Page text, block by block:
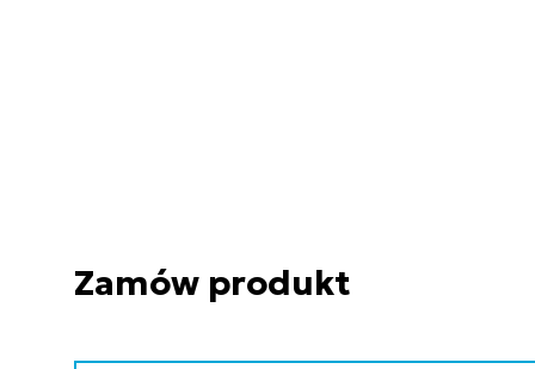
Zamów produkt